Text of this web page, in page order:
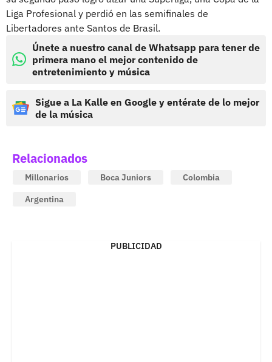
Liga Profesional y perdió en las semifinales de
Libertadores ante Santos de Brasil.
Únete a nuestro canal de Whatsapp para tener de
primera mano el mejor contenido de
entretenimiento y música
Sigue a La Kalle en Google y entérate de lo mejor
de la música
Relacionados
Millonarios Boca Juniors
Colombia
Argentina
PUBLICIDAD